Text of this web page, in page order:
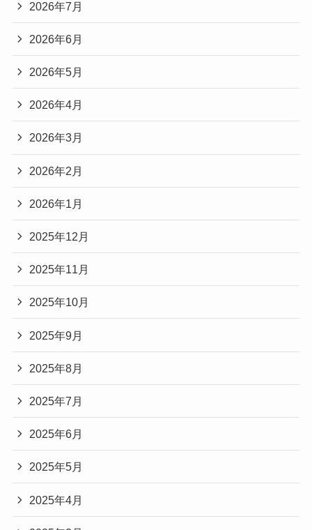
2026年7月
2026年6月
2026年5月
2026年4月
2026年3月
2026年2月
2026年1月
2025年12月
2025年11月
2025年10月
2025年9月
2025年8月
2025年7月
2025年6月
2025年5月
2025年4月